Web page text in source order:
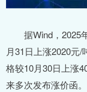
据Wind，2025年
月31日上涨2020元
格较10月30日上涨
来多次发布涨价函。